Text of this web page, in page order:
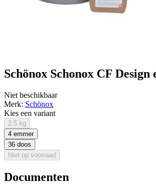
Schönox Schonox CF
Niet beschikbaar
Merk: Schönox
Kies een variant
2.5 kg
4 emmer
36 doos
Niet op voorraad
Documenten